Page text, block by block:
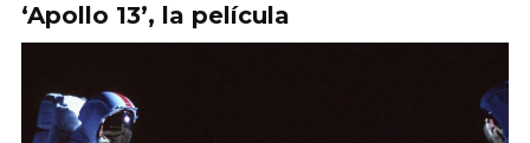
‘Apollo 13’, la película